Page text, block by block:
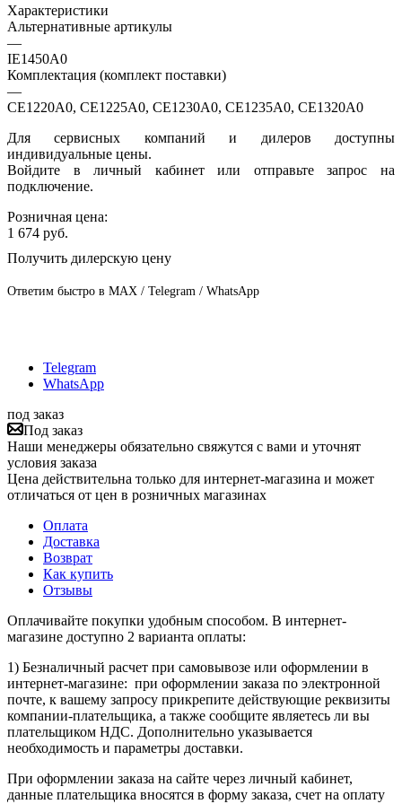
Характеристики
Альтернативные артикулы
—
IE1450A0
Комплектация (комплект поставки)
—
CE1220A0, CE1225A0, CE1230A0, CE1235A0, CE1320A0
Для сервисных компаний и дилеров доступны
индивидуальные цены.
Войдите в личный кабинет или отправьте запрос на
подключение.
Розничная цена:
1 674 руб.
Получить дилерскую цену
Ответим быстро в MAX / Telegram / WhatsApp
Telegram
WhatsApp
под заказ
Под заказ
Наши менеджеры обязательно свяжутся с вами и уточнят
условия заказа
Цена действительна только для интернет-магазина и может
отличаться от цен в розничных магазинах
Оплата
Доставка
Возврат
Как купить
Отзывы
Оплачивайте покупки удобным способом. В интернет-
магазине доступно 2 варианта оплаты:
1) Безналичный расчет при самовывозе или оформлении в
интернет-магазине: при оформлении заказа по электронной
почте, к вашему запросу прикрепите действующие реквизиты
компании-плательщика, а также сообщите являетесь ли вы
плательщиком НДС. Дополнительно указывается
необходимость и параметры доставки.
При оформлении заказа на сайте через личный кабинет,
данные плательщика вносятся в форму заказа, счет на оплату